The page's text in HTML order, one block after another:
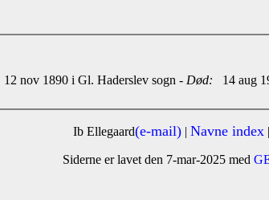
12 nov 1890 i Gl. Haderslev sogn - Død: 14 aug
Ib Ellegaard(e-mail)| Navne index|
Siderne er lavet den 7-mar-2025 med